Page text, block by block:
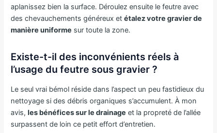
aplanissez bien la surface. Déroulez ensuite le feutre avec
des chevauchements généreux etétalez votre gravier de
manière uniforme sur toute la zone.
Existe-t-il des inconvénients réels à
l’usage du feutre sous gravier ?
Le seul vrai bémol réside dans l’aspect un peu fastidieux du
nettoyage si des débris organiques s’accumulent. À mon
avis,les bénéfices sur le drainage et la propreté de l’allée
surpassent de loin ce petit effort d’entretien.